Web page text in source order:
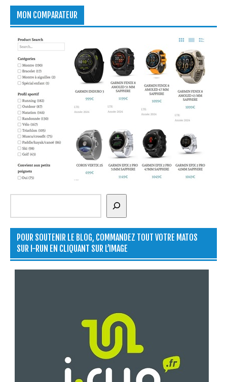
MON COMPARATEUR
Rechercher
POUR SOUTENIR LE BLOG, COMMANDEZ TOUT VOTRE MATOS
SUR I-RUN EN CLIQUANT SUR L’IMAGE